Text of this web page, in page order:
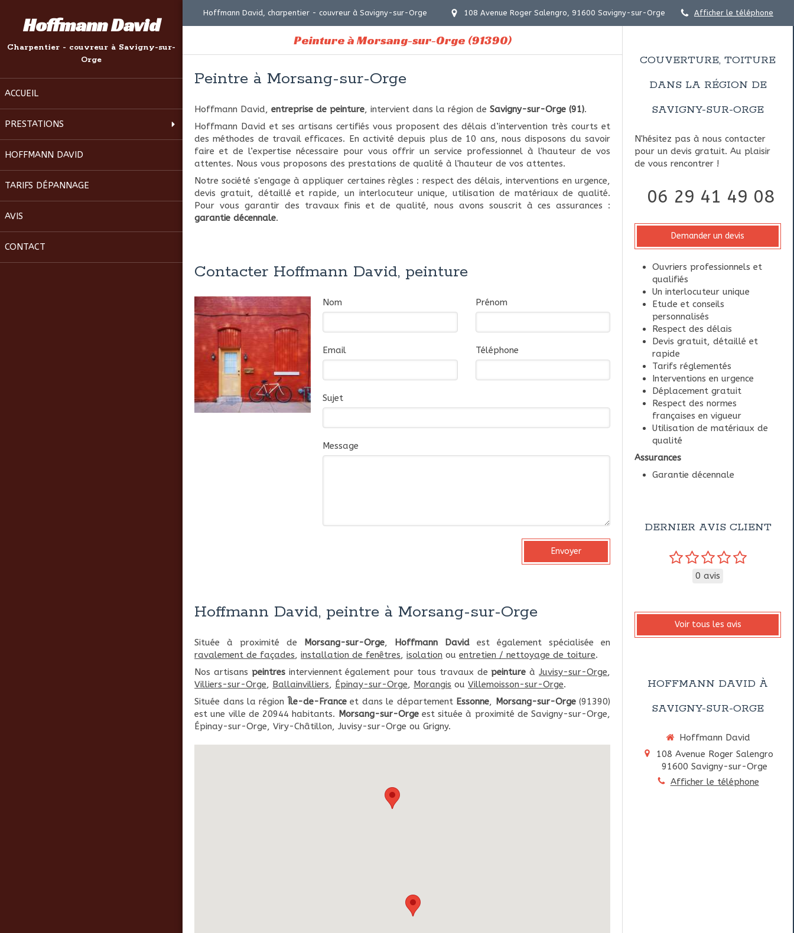
Hoffmann David
Charpentier - couvreur à Savigny-sur-
Orge
ACCUEIL
PRESTATIONS
HOFFMANN DAVID
TARIFS DÉPANNAGE
AVIS
CONTACT
Hoffmann David, charpentier - couvreur à Savigny-sur-Orge Afficher le téléphone
108 Avenue Roger Salengro, 91600 Savigny-sur-Orge
Peinture à Morsang-sur-Orge (91390)
Peintre à Morsang-sur-Orge
Hoffmann David,entreprise de peinture, intervient dans la région deSavigny-sur-Orge (91).
Hoffmann David et ses artisans certifiés vous proposent des délais d’intervention très courts et
des méthodes de travail efficaces. En activité depuis plus de 10 ans, nous disposons du savoir
faire et de l’expertise nécessaire pour vous offrir un service professionnel à l'hauteur de vos
attentes. Nous vous proposons des prestations de qualité à l'hauteur de vos attentes.
Notre société s'engage à appliquer certaines règles : respect des délais, interventions en urgence,
devis gratuit, détaillé et rapide, un interlocuteur unique, utilisation de matériaux de qualité.
Pour vous garantir des travaux finis et de qualité, nous avons souscrit à ces assurances :
garantie décennale.
Contacter Hoffmann David, peinture
Nom Prénom
Email Téléphone
Sujet
Message
Envoyer
Hoffmann David, peintre à Morsang-sur-Orge
Située à proximité de Morsang-sur-Orge, Hoffmann David est également spécialisée en
ravalement de façades,installation de fenêtres,isolation ouentretien / nettoyage de toiture.
Nos artisans peintresinterviennent également pour tous travaux de peinture àJuvisy-sur-Orge,
Villiers-sur-Orge, Ballainvilliers, Épinay-sur-Orge, Morangis ouVillemoisson-sur-Orge.
Située dans la région Île-de-Franceet dans le département Essonne, Morsang-sur-Orge(91390)
est une ville de 20944 habitants. Morsang-sur-Orgeest située à proximité de Savigny-sur-Orge,
Épinay-sur-Orge, Viry-Châtillon, Juvisy-sur-Orge ou Grigny.
COUVERTURE, TOITURE
DANS LA RÉGION DE
SAVIGNY-SUR-ORGE
N'hésitez pas à nous contacter
pour un devis gratuit. Au plaisir
de vous rencontrer !
06 29 41 49 08
Demander un devis
Ouvriers professionnels et
qualifiés
Un interlocuteur unique
Etude et conseils
personnalisés
Respect des délais
Devis gratuit, détaillé et
rapide
Tarifs réglementés
Interventions en urgence
Déplacement gratuit
Respect des normes
françaises en vigueur
Utilisation de matériaux de
qualité
Assurances
Garantie décennale
DERNIER AVIS CLIENT
0 avis
Voir tous les avis
HOFFMANN DAVID À
SAVIGNY-SUR-ORGE
Hoffmann David
108 Avenue Roger Salengro
91600 Savigny-sur-Orge
Afficher le téléphone